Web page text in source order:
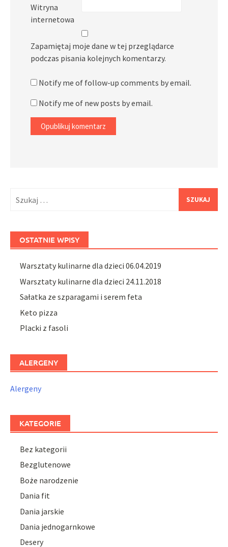
Witryna
internetowa
Zapamiętaj moje dane w tej przeglądarce
podczas pisania kolejnych komentarzy.
Notify me of follow-up comments by email.
Notify me of new posts by email.
OSTATNIE WPISY
Warsztaty kulinarne dla dzieci 06.04.2019
Warsztaty kulinarne dla dzieci 24.11.2018
Sałatka ze szparagami i serem feta
Keto pizza
Placki z fasoli
ALERGENY
Alergeny
KATEGORIE
Bez kategorii
Bezglutenowe
Boże narodzenie
Dania fit
Dania jarskie
Dania jednogarnkowe
Desery